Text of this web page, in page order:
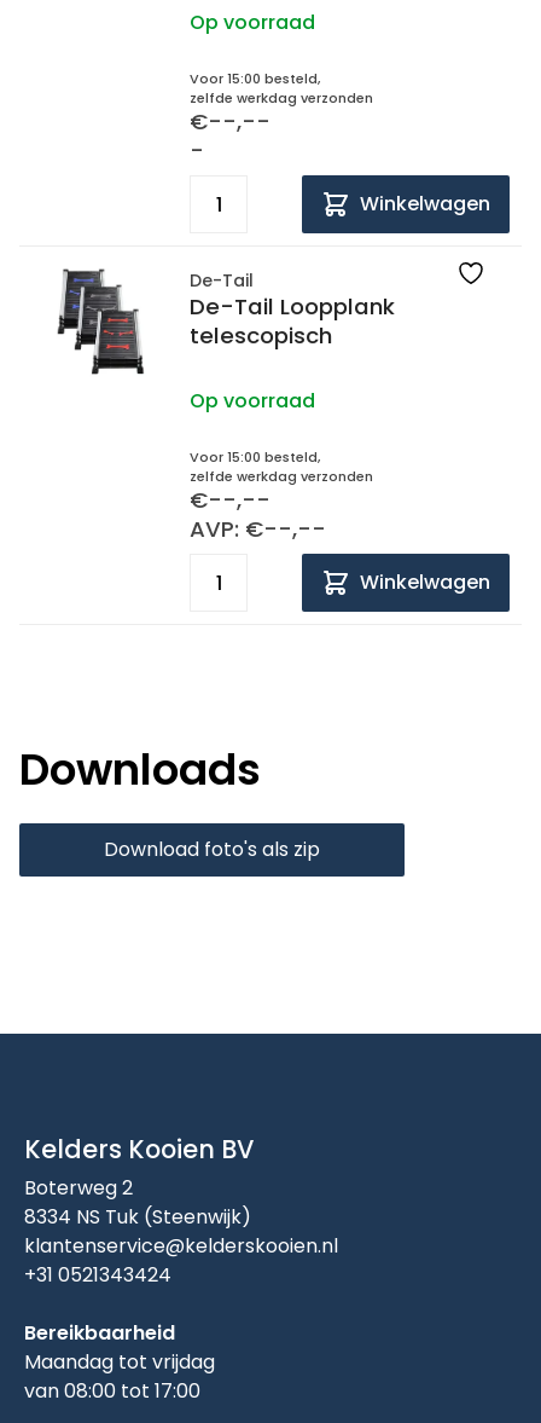
Op voorraad
Voor 15:00 besteld,
zelfde werkdag verzonden
€--,--
-
Winkelwagen
De-Tail
De-Tail Loopplank
telescopisch
Op voorraad
Voor 15:00 besteld,
zelfde werkdag verzonden
€--,--
AVP: €--,--
Winkelwagen
Downloads
Download foto's als zip
Kelders Kooien BV
Boterweg 2
8334 NS Tuk (Steenwijk)
klantenservice@kelderskooien.nl
+31 0521343424
Bereikbaarheid
Maandag tot vrijdag
van 08:00 tot 17:00